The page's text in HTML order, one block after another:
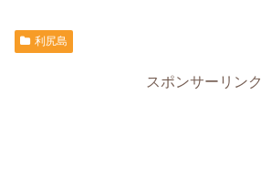
利尻島
スポンサーリンク